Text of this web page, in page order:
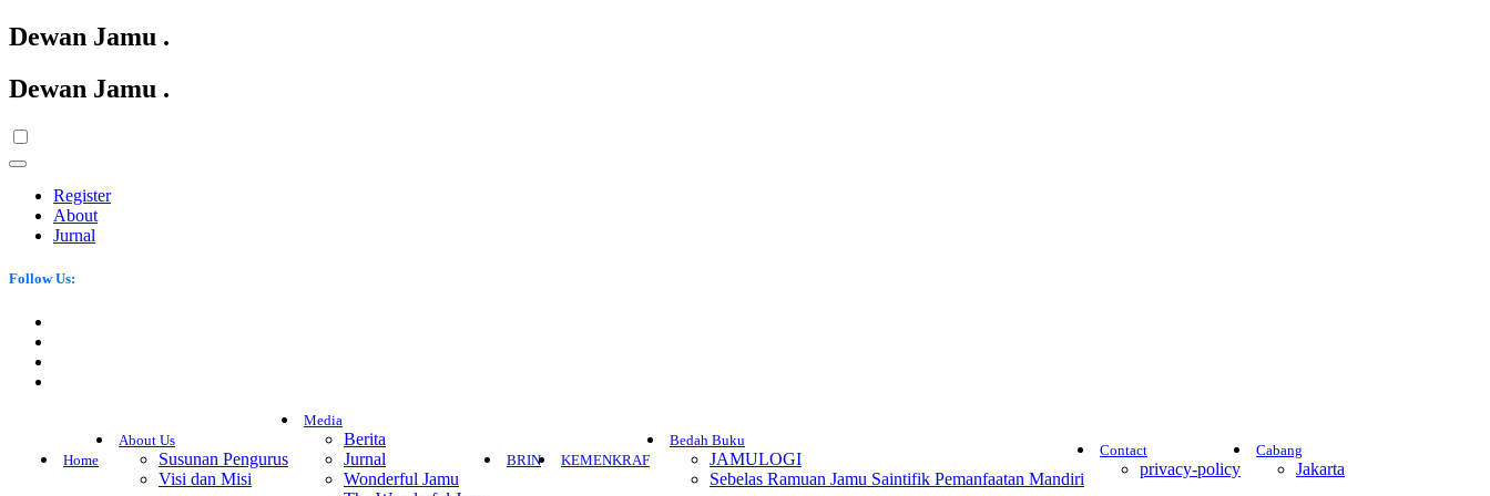
Dewan Jamu .
Dewan Jamu .
Register
About
Jurnal
Follow Us:
Home
About Us
Susunan Pengurus
Visi dan Misi
Media
Berita
Jurnal
Wonderful Jamu
BRIN KEMENKRAF
Bedah Buku
JAMULOGI
Sebelas Ramuan Jamu Saintifik Pemanfaatan Mandiri
Contact
privacy-policy
Cabang
Jakarta